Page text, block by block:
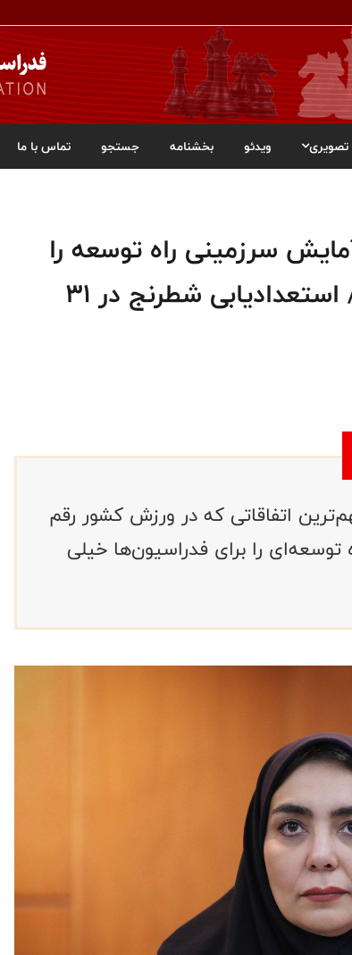
ویدئو بخشنامه جستجو تماس با ما
سرزمینی راه توسعه را
برای فدراسیون‌ها هموار می‌کند/ استعدادیابی شطرنج در ۳۱
اتفاقاتی که در ورزش کشور رقم
را برای فدراسیون‌ها خیلی